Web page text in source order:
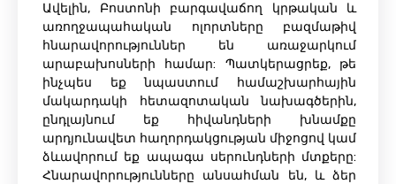
Ավելին, Բոստոնի բարգավաճող կրթական և
առողջապահական ոլորտները բազմաթիվ
հնարավորություններ են առաջարկում
արաբախոսների համար: Պատկերացրեք, թե
ինչպես եք նպաստում համաշխարհային
մակարդակի հետազոտական ​​նախագծերին,
ընդլայնում եք հիվանդների խնամքը
արդյունավետ հաղորդակցության միջոցով կամ
ձևավորում եք ապագա սերունդների մտքերը:
Հնարավորությունները անսահման են, և ձեր